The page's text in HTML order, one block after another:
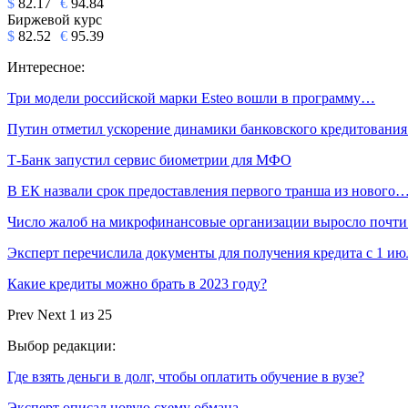
Биржевой курс
$ 82.52 € 95.39
Интересное:
Три модели российской марки Esteo вошли в программу…
Путин отметил ускорение динамики банковского
Т-Банк запустил сервис биометрии для МФО
В ЕК назвали срок предоставления первого транша из нового…
Число жалоб на микрофинансовые организации выросло
Эксперт перечислила документы для получения кредита с 1
Какие кредиты можно брать в 2023 году?
Prev Next 1 из 25
Выбор редакции:
Где взять деньги в долг, чтобы оплатить обучение в вузе?